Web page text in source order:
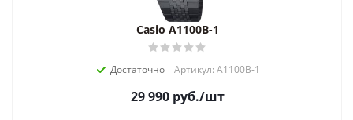
Casio A1100B-1
Достаточно Артикул: A1100B-1
29 990руб./шт